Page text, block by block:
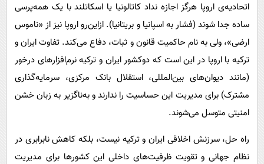
اتحادیه‌ی اروپا هرگز اجازه نداد کاتالونیا یا اسکاتلند با یک همه‌پرسی
ساده جدا شوند (فشار به اسپانیا و بریتانیا). ازاین‌رو اروپا نیز از «ناموس
ارضی»، ولی به نام حاکمیت قانون و ثبات، دفاع می‌کند. تفاوت ایران و
ترکیه با اروپا در این است که دوکشور ایران و ترکیه نرم‌افزارهای درخور
(مانند دیوان‌های بین‌المللی، استقلال بانک مرکزی، سرمایه‌گذاری
مشترک) برای مدیریت این حساسیت را ندارند و به‌ناگزیر به زبان خشن
امنیتی متوسل می‌شوند.
راه حل، سرزنش اخلاقی ایران و ترکیه نیست، بلکه کاهش نابرابری در
نظام جهانی و تقویت ظرفیت‌های داخلی این کشورها برای مدیریت